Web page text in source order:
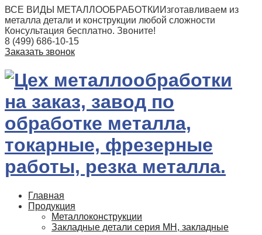
ВСЕ ВИДЫ МЕТАЛЛООБРАБОТКИ Изготавливаем из
металла детали и конструкции любой сложности
Консультация бесплатно. Звоните!
8 (499) 686-10-15
Заказать звонок
Главная
Продукция
Металлоконструкции
Закладные детали серия МН, закладные